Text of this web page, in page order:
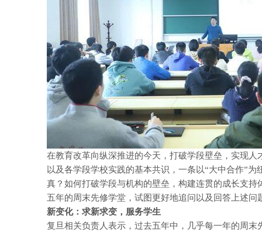
在教育改革向纵深推进的今天，打破学段壁垒，实现
以及各学段学校实践的基本共识，一条以“大中合作”
真？如何打破学段与机构的壁垒，构建连贯的成长支
五年的周末先修学堂，试图更好地追问以及回答上述问
新变化：求新求变，服务学生
复旦相关负责人表示，过去五年中，几乎每一年的周